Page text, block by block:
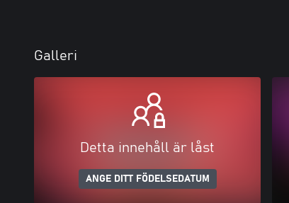
Galleri
Detta innehåll är låst
ANGE DITT FÖDELSEDATUM